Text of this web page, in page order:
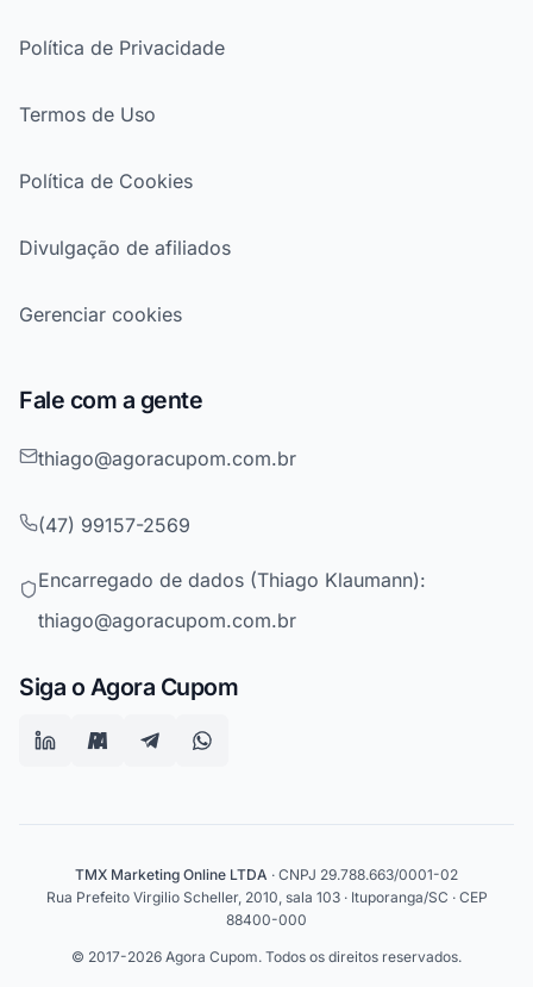
Política de Privacidade
Termos de Uso
Política de Cookies
Divulgação de afiliados
Gerenciar cookies
Fale com a gente
thiago@agoracupom.com.br
(47) 99157-2569
Encarregado de dados (Thiago Klaumann):
thiago@agoracupom.com.br
Siga o Agora Cupom
TMX Marketing Online LTDA · CNPJ 29.788.663/0001-02
Rua Prefeito Virgilio Scheller, 2010, sala 103 · Ituporanga/SC · CEP
88400-000
© 2017-2026 Agora Cupom. Todos os direitos reservados.